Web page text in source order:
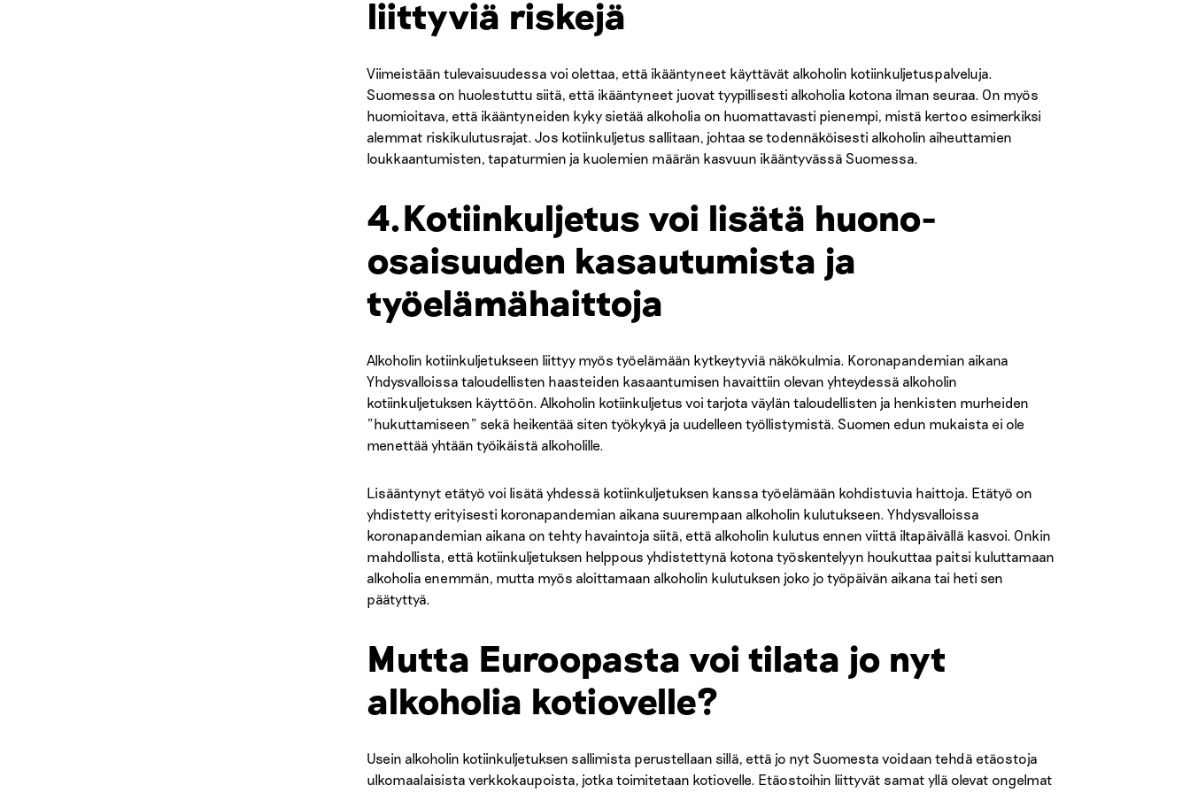
liittyviä riskejä
Viimeistään tulevaisuudessa voi olettaa, että ikääntyneet käyttävät alkoholin kotiinkuljetuspalveluja.
Suomessa on huolestuttu siitä, että ikääntyneet juovat tyypillisesti alkoholia kotona ilman seuraa. On myös
huomioitava, että ikääntyneiden kyky sietää alkoholia on huomattavasti pienempi, mistä kertoo esimerkiksi
alemmat riskikulutusrajat. Jos kotiinkuljetus sallitaan, johtaa se todennäköisesti alkoholin aiheuttamien
loukkaantumisten, tapaturmien ja kuolemien määrän kasvuun ikääntyvässä Suomessa.
4.Kotiinkuljetus voi lisätä huono-
osaisuuden kasautumista ja
työelämähaittoja
Alkoholin kotiinkuljetukseen liittyy myös työelämään kytkeytyviä näkökulmia. Koronapandemian aikana
Yhdysvalloissa taloudellisten haasteiden kasaantumisen havaittiin olevan yhteydessä alkoholin
kotiinkuljetuksen käyttöön. Alkoholin kotiinkuljetus voi tarjota väylän taloudellisten ja henkisten murheiden
”hukuttamiseen” sekä heikentää siten työkykyä ja uudelleen työllistymistä. Suomen edun mukaista ei ole
menettää yhtään työikäistä alkoholille.
Lisääntynyt etätyö voi lisätä yhdessä kotiinkuljetuksen kanssa työelämään kohdistuvia haittoja. Etätyö on
yhdistetty erityisesti koronapandemian aikana suurempaan alkoholin kulutukseen. Yhdysvalloissa
koronapandemian aikana on tehty havaintoja siitä, että alkoholin kulutus ennen viittä iltapäivällä kasvoi. Onkin
mahdollista, että kotiinkuljetuksen helppous yhdistettynä kotona työskentelyyn houkuttaa paitsi kuluttamaan
alkoholia enemmän, mutta myös aloittamaan alkoholin kulutuksen joko jo työpäivän aikana tai heti sen
päätyttyä.
Mutta Euroopasta voi tilata jo nyt
alkoholia kotiovelle?
Usein alkoholin kotiinkuljetuksen sallimista perustellaan sillä, että jo nyt Suomesta voidaan tehdä etäostoja
ulkomaalaisista verkkokaupoista, jotka toimitetaan kotiovelle. Etäostoihin liittyvät samat yllä olevat ongelmat